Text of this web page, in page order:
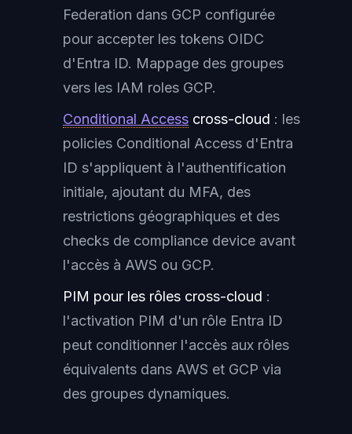
Federation dans GCP configurée
pour accepter les tokens OIDC
d'Entra ID. Mappage des groupes
vers les IAM roles GCP.
Conditional Access cross-cloud : les
policies Conditional Access d'Entra
ID s'appliquent à l'authentification
initiale, ajoutant du MFA, des
restrictions géographiques et des
checks de compliance device avant
l'accès à AWS ou GCP.
PIM pour les rôles cross-cloud :
l'activation PIM d'un rôle Entra ID
peut conditionner l'accès aux rôles
équivalents dans AWS et GCP via
des groupes dynamiques.